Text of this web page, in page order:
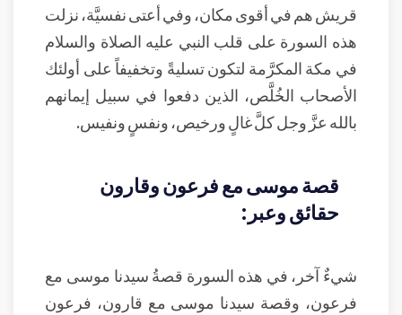
قريش هم في أقوى مكان، وفي أعتى نفسيَّة، نزلت
هذه السورة على قلب النبي عليه الصلاة والسلام
في مكة المكرَّمة لتكون تسليةً وتخفيفاً على أولئك
الأصحاب الخُلَّص، الذين دفعوا في سبيل إيمانهم
بالله عزَّ وجل كلَّ غالٍ ورخيص، ونفسٍ ونفيس.
قصة موسى مع فرعون وقارون
حقائق وعبر:
شيءٌ آخر، في هذه السورة قصةُ سيدنا موسى مع
فرعون، وقصة سيدنا موسى مع قارون، فرعون